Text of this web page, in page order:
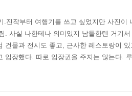
진작부터 여행기를 쓰고 싶었지만 사진이
사실 나한테나 의미있지 남들한텐 거기서
물과 전시도 좋고, 근사한 레스토랑이 있
입장했다. 따로 입장권을 주지는 않는다.
공간이 나온다. ..